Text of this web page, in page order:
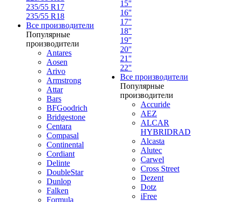
235/55 R17
235/55 R18
Все производители
Популярные
производители
Antares
Aosen
Arivo
Armstrong
Attar
Bars
BFGoodrich
Bridgestone
Centara
Compasal
Continental
Cordiant
Delinte
DoubleStar
Dunlop
Falken
Formula
15"
16"
17"
18"
19"
20"
21"
22"
Все производители
Популярные
производители
Accuride
AEZ
ALCAR
HYBRIDRAD
Alcasta
Alutec
Carwel
Cross Street
Dezent
Dotz
iFree